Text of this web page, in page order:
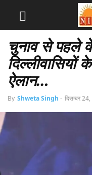
चुनाव से पहले
ऐलान…
By Shweta Singh - दिसम्बर